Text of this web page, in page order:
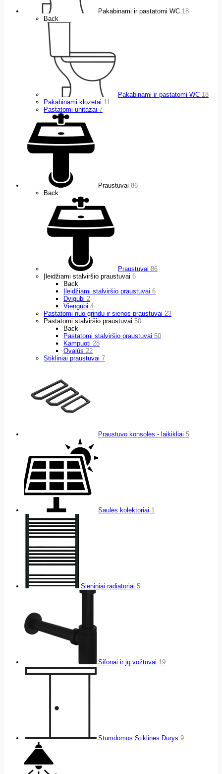
Pakabinami ir pastatomi WC 18
Back
Pakabinami ir pastatomi WC 18
Pakabinami klozetai 11
Pastatomi unitazai 7
Praustuvai 86
Back
Praustuvai 86
Įleidžiami stalviršio praustuvai 6
Back
Įleidžiami stalviršio praustuvai 6
Dvigubi 2
Viengubi 4
Pastatomi nuo grindu ir sienos praustuvai 23
Pastatomi stalviršio praustuvai 50
Back
Pastatomi stalviršio praustuvai 50
Kampuoti 28
Ovalūs 22
Stikliniai praustuvai 7
Praustuvo konsolės - laikikliai 5
Saulės kolektoriai 1
Sieniniai radiatoriai 5
Sifonai ir jų vožtuvai 19
Stumdomos Stiklinės Durys 9